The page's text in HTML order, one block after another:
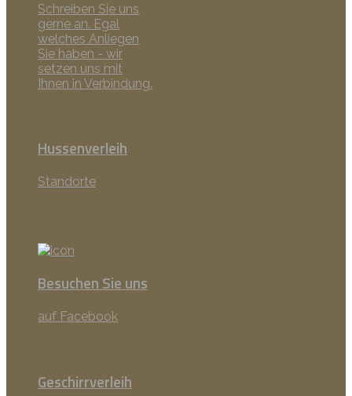
Schreiben Sie uns
gerne an. Egal
welches Anliegen
Sie haben - wir
setzen uns mit
Ihnen in Verbindung.
Hussenverleih
Standorte
Besuchen Sie uns
auf Facebook
Geschirrverleih